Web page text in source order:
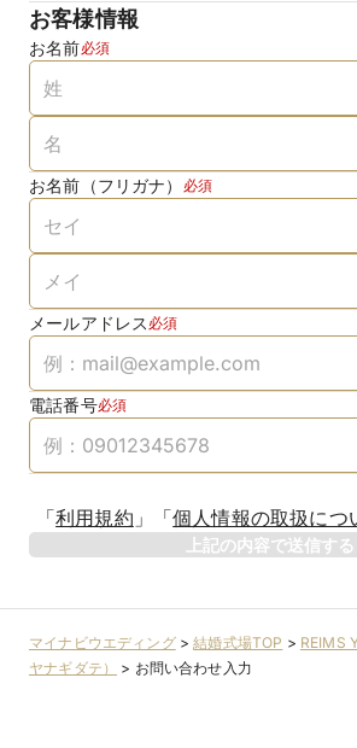
お客様情報
お名前必須
お名前（フリガナ） 必須
メールアドレス 必須
電話番号必須
「利用規約 」 「個人情報の取扱につ
上記の内容で送信する
マイナビウエディング>結婚式場TOP > REIMS
ヤナギダテ）
> お問い合わせ入力